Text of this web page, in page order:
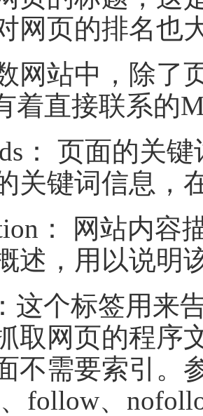
网页的排名也
网站中，除了
着直接联系的
： 页面的关
关键词信息，
： 网站内容
述，用以说明
这个标签用来
取网页的程序
不需要索引。
follow、